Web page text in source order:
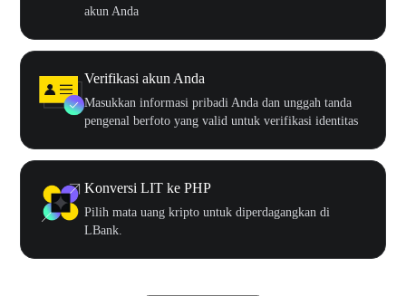
akun Anda
Verifikasi akun Anda
Masukkan informasi pribadi Anda dan unggah tanda
pengenal berfoto yang valid untuk verifikasi identitas
Konversi LIT ke PHP
Pilih mata uang kripto untuk diperdagangkan di
LBank.